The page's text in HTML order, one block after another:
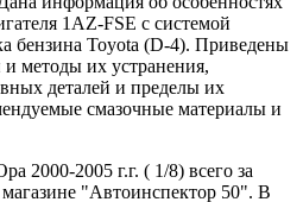
1AZ-FSE с системой
бензина Toyota (D-4). Приведены
методы их устранения,
деталей и пределы их
смазочные материалы и
2000-2005 г.г. ( 1/8) всего за
"Автоинспектор 50". В